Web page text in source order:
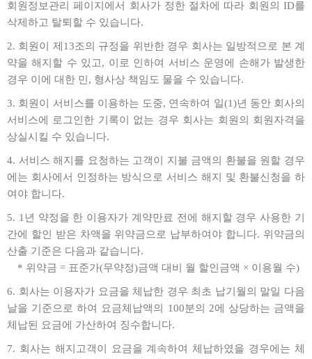
회원정보관리 페이지에서 회사가 정한 절차에 따라 회원의 ID를
삭제하고 탈퇴할 수 있습니다.
2. 회원이 제13조의 규정을 위반한 경우 회사는 일방적으로 본 계
약을 해지할 수 있고, 이로 인하여 서비스 운영에 손해가 발생한
경우 이에 대한 민, 형사상 책임도 물을 수 있습니다.
3. 회원이 서비스를 이용하는 도중, 연속하여 일(1)년 동안 회사의
서비스에 로그인한 기록이 없는 경우 회사는 회원의 회원자격을
상실시킬 수 있습니다.
4. 서비스 해지를 요청하는 고객이 지불 금액의 환불을 원할 경우
에는 회사에서 인정하는 방식으로 서비스 해지 및 환불신청을 하
여야 합니다.
5. 1년 약정을 한 이용자가 계약만료 전에 해지할 경우 사용한 기
간에 할인 받은 차액을 위약금으로 납부하여야 합니다. 위약금의
산출 기준은 다음과 같습니다.
* 위약금 = 표준가(무약정)금액 대비 월 할인금액 × 이용월 수)
6. 회사는 이용자가 요금을 체납한 경우 최초 납기월의 말일 다음
날을 기준으로 하여 요금체납액의 100분의 2에 상당하는 금액을
체납된 요금에 가산하여 징수합니다.
7. 회사는 해지고객이 요금을 계속하여 체납하였을 경우에는 체